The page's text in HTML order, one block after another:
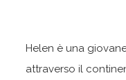
Helen è una
attraverso il